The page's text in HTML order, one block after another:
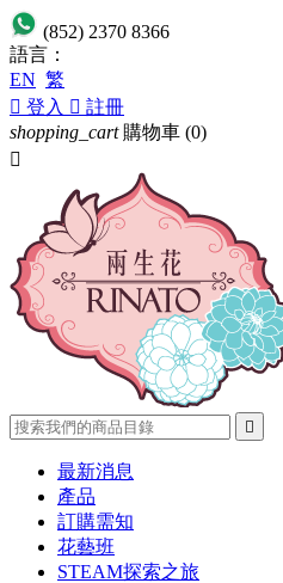
(852) 2370 8366
語言：
EN 繁
 登入  註冊
shopping_cart 購物車 (0)


最新消息
產品
訂購需知
花藝班
STEAM探索之旅